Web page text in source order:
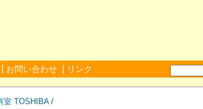
お問い合わせ リンク
室 TOSHIBA/